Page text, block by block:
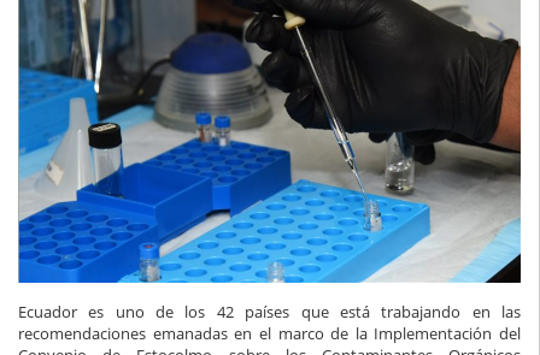
Ecuador es uno de los 42 países que está trabajando en las
recomendaciones emanadas en el marco de la Implementación del